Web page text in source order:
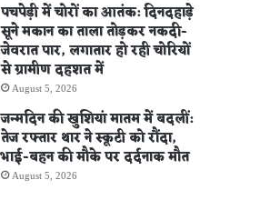
पचपेड़ी में चोरों का आतंक: दिनदहाड़े
सूने मकान का ताला तोड़कर नकदी-
जेवरात पार, लगातार हो रही चोरियों
से ग्रामीण दहशत में
August 5, 2026
जन्मदिन की खुशियां मातम में बदलीं:
तेज रफ्तार थार ने स्कूटी को रौंदा,
भाई-बहन की मौके पर दर्दनाक मौत
August 5, 2026